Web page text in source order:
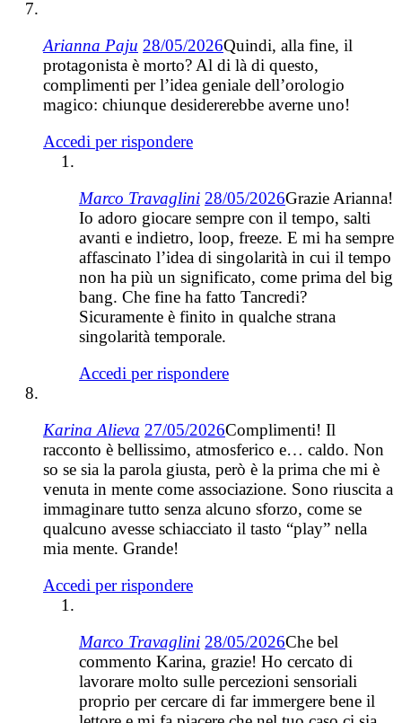
Arianna Paju 28/05/2026Quindi, alla fine, il
protagonista è morto? Al di là di questo,
complimenti per l’idea geniale dell’orologio
magico: chiunque desidererebbe averne uno!
Accedi per rispondere
Marco Travaglini 28/05/2026Grazie Arianna!
Io adoro giocare sempre con il tempo, salti
avanti e indietro, loop, freeze. E mi ha sempre
affascinato l’idea di singolarità in cui il tempo
non ha più un significato, come prima del big
bang. Che fine ha fatto Tancredi?
Sicuramente è finito in qualche strana
singolarità temporale.
Accedi per rispondere
Karina Alieva 27/05/2026Complimenti! Il
racconto è bellissimo, atmosferico e… caldo. Non
so se sia la parola giusta, però è la prima che mi è
venuta in mente come associazione. Sono riuscita a
immaginare tutto senza alcuno sforzo, come se
qualcuno avesse schiacciato il tasto “play” nella
mia mente. Grande!
Accedi per rispondere
Marco Travaglini 28/05/2026Che bel
commento Karina, grazie! Ho cercato di
lavorare molto sulle percezioni sensoriali
proprio per cercare di far immergere bene il